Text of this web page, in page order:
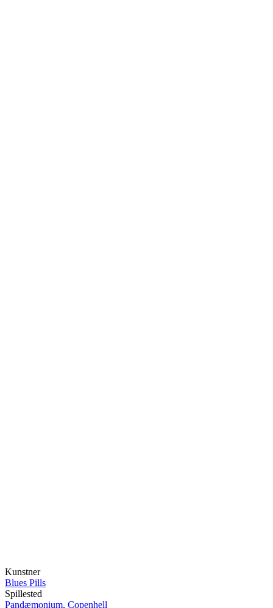
Kunstner
Blues Pills
Spillested
Pandæmonium, Copenhell